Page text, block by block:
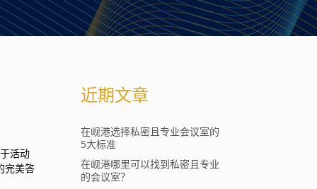
活动
完美答
近期文章
在岘港选择私密且专业会议室的
5大标准
在岘港哪里可以找到私密且专业
的会议室？